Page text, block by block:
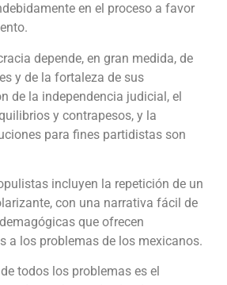
en el proceso a favor
depende, en gran medida, de
y de la fortaleza de sus
de la independencia judicial, el
y contrapesos, y la
para fines partidistas son
incluyen la repetición de un
con una narrativa fácil de
que ofrecen
a los problemas de los mexicanos.
todos los problemas es el